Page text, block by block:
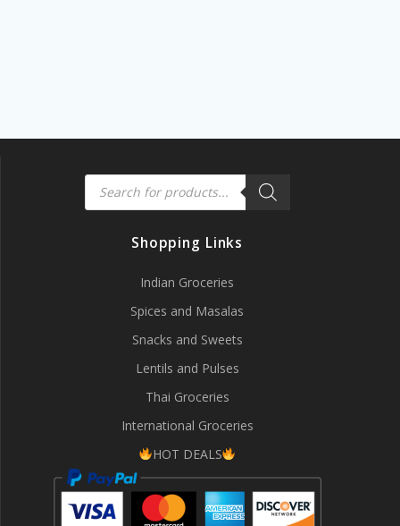
Products
search
Shopping Links
Indian Groceries
Spices and Masalas
Snacks and Sweets
Lentils and Pulses
Thai Groceries
International Groceries
HOT DEALS